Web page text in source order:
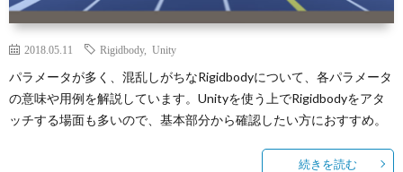
2018.05.11 Rigidbody, Unity
パラメータが多く、混乱しがちなRigidbodyについて、各パラメータ
の意味や用例を解説しています。Unityを使う上でRigidbodyをアタ
ッチする場面も多いので、基本部分から確認したい方におすすめ。
続きを読む